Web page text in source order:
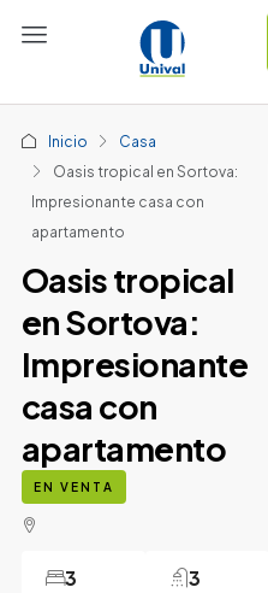
Inicio
Casa
Oasis tropical en Sortova:
Impresionante casa con
apartamento
Oasis tropical
en Sortova:
Impresionante
casa con
apartamento
EN VENTA
3 3